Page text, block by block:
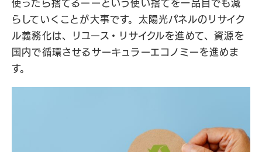
使ったら捨てるーーという使い捨てを一品目でも減
らしていくことが大事です。太陽光パネルのリサイク
ル義務化は、リユース・リサイクルを進めて、資源を
国内で循環させるサーキュラーエコノミーを進めま
す。